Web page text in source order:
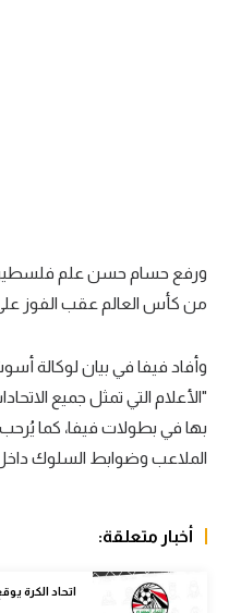
سعودي في الجول
الدوري الإنجليزي
الدوري الإسباني
دوري أبطال أوروبا
القسم الثاني
أمم إفريقيا
كرة السلة الأمريكية
من كأس العالم عقب الفوز على
وأفاد فيفا في بيان لوكالة
بها في بطولات فيفا، كما
الملاعب وضوابط السلوك داخل
أخبار متعلقة:
اتحاد الكرة